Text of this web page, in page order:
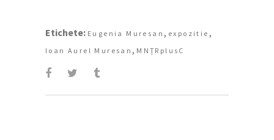
Etichete: Eugenia Muresan , expozitie ,
Ioan Aurel Muresan, MNȚRplusC